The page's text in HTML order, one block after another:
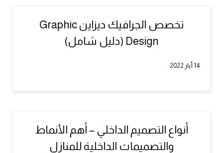
تخصص الجرافيك ديزاين Graphic
Design (دليل شامل)
14 أيار 2022
أنواع التصميم الداخلي – أهم الأنماط
والتصميمات الداخلية للمنازل